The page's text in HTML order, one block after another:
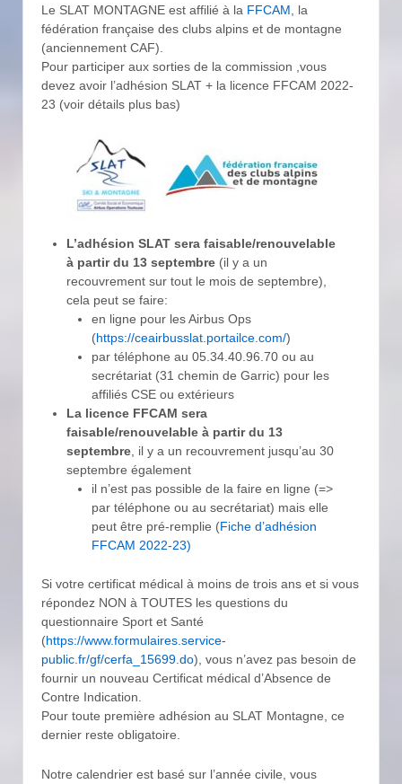
Le SLAT MONTAGNE est affilié à la FFCAM , la
fédération française des clubs alpins et de montagne
(anciennement CAF).
Pour participer aux sorties de la commission ,vous
devez avoir l’adhésion SLAT + la licence FFCAM 2022-
23 (voir détails plus bas)
L’adhésion SLAT sera faisable/renouvelable
à partir du 13 septembre (il y a un
recouvrement sur tout le mois de septembre),
cela peut se faire:
en ligne pour les Airbus Ops
(https://ceairbusslat.portailce.com/)
par téléphone au 05.34.40.96.70 ou au
secrétariat (31 chemin de Garric) pour les
affiliés CSE ou extérieurs
La licence FFCAM sera
faisable/renouvelable à partir du 13
septembre , il y a un recouvrement jusqu’au 30
septembre également
il n’est pas possible de la faire en ligne (=>
par téléphone ou au secrétariat) mais elle
peut être pré-remplie (Fiche d’adhésion
FFCAM 2022-23)
Si votre certificat médical à moins de trois ans et si vous
répondez NON à TOUTES les questions du
questionnaire Sport et Santé
(https://www.formulaires.service-
public.fr/gf/cerfa_15699.do), vous n’avez pas besoin de
fournir un nouveau Certificat médical d’Absence de
Contre Indication.
Pour toute première adhésion au SLAT Montagne, ce
dernier reste obligatoire.
Notre calendrier est basé sur l’année civile, vous